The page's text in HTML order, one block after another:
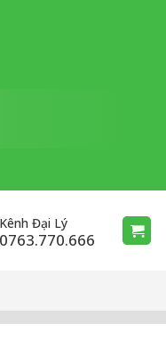
Kênh Đại Lý
0763.770.666